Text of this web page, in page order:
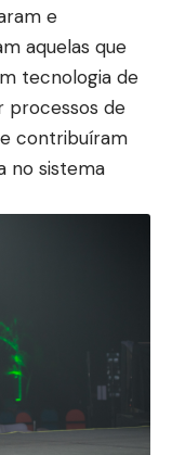
e
aquelas que
tecnologia de
processos de
contribuíram
no sistema